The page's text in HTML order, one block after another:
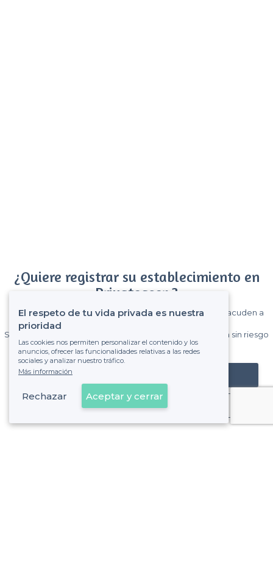
¿Quiere registrar su establecimiento en
Privateaser ?
Gane muchos clientes entre el millón de visitantes que acuden a
Sin comisiones y sin compromiso, pagas una cantidad fija sin riesgo
de ver la factura.
Registrar mi establecimiento
Ya es cliente
El respeto de tu vida privada es nuestra
prioridad
Las cookies nos permiten personalizar el contenido y los
anuncios, ofrecer las funcionalidades relativas a las redes
sociales y analizar nuestro tráfico.
Más información
Rechazar Aceptar y cerrar